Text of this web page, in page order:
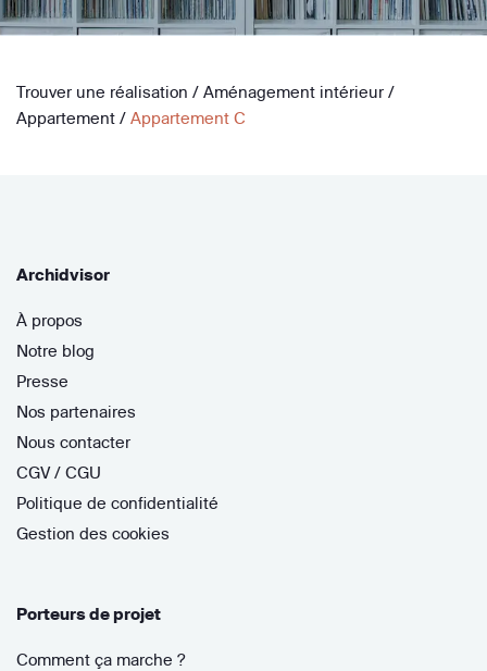
Trouver une réalisation / Aménagement intérieur /
Appartement / Appartement C
Archidvisor
À propos
Notre blog
Presse
Nos partenaires
Nous contacter
CGV / CGU
Politique de confidentialité
Gestion des cookies
Porteurs de projet
Comment ça marche ?